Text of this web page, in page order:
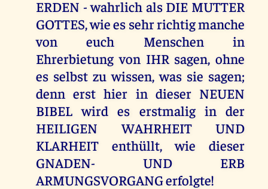
ERDEN - wahrlich als DIE MUTTER
GOTTES, wie es sehr richtig manche
von euch Menschen in
Ehrerbietung von IHR sagen, ohne
es selbst zu wissen, was sie sagen;
denn erst hier in dieser NEUEN
BIBEL wird es erstmalig in der
HEILIGEN WAHRHEIT UND
KLARHEIT enthüllt, wie dieser
GNADEN- UND ERB
ARMUNGSVORGANG erfolgte!